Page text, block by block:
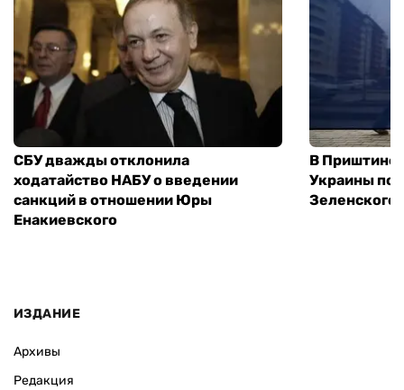
СБУ дважды отклонила
ходатайство НАБУ о введении
санкций в отношении Юры
Енакиевского
В Приштине
Украины
Зеленского
ИЗДАНИЕ
Архивы
Редакция